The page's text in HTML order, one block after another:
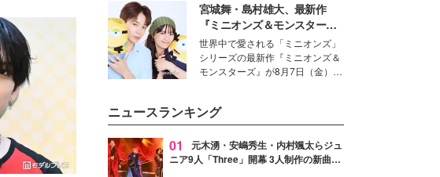
な美容の常識を大きく変える可能
性を秘めた、革新的な「Water
Capturing Skin（ウォーターキャ
プチャリングスキン：捕水肌）」
技術を、花王が構築した。
宮城舞・島村雄大、最新作
『ミニオンズ＆モンスター
ズ』の魅力熱弁 ハチャメチャ
だけじゃない“友情と絆”に感
動
世界中で愛される「ミニオンズ」
シリーズの最新作『ミニオンズ＆
モンスターズ』が8月7日（金）に
デルの宮城舞と島村雄大の特別対
談をお届け！それぞれの視点か
ら、今作ならではの魅力や予想外
の感動をもたらす奥深いストーリ
ニュースランキング
01
元木湧・安嶋秀生・内村颯太らジュ
ニア9人「Three」開幕 3人制作の新曲＆